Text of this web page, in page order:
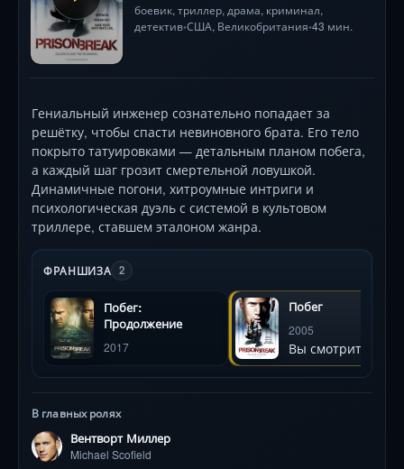
боевик, триллер, драма, криминал,
детектив•США, Великобритания•43 мин.
Гениальный инженер сознательно попадает за
решётку, чтобы спасти невиновного брата. Его тело
покрыто татуировками — детальным планом побега,
а каждый шаг грозит смертельной ловушкой.
Динамичные погони, хитроумные интриги и
психологическая дуэль с системой в культовом
триллере, ставшем эталоном жанра.
ФРАНШИЗА 2
Побег:
Продолжение
2017
Побег
2005
Вы смотрите
В главных ролях
Вентворт Миллер
Michael Scofield